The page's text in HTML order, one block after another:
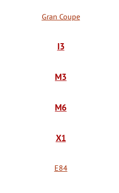
Gran Coupe
I3
M3
M6
X1
E84